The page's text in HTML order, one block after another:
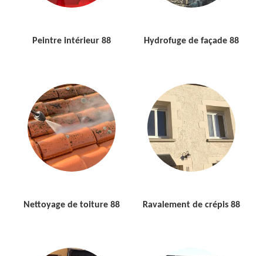
Peintre intérieur 88 Hydrofuge de façade 88
Nettoyage de toiture 88 Ravalement de crépis 88